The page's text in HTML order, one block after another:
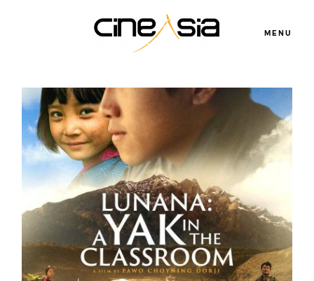
MENU
Servicios
Cursos
Blog